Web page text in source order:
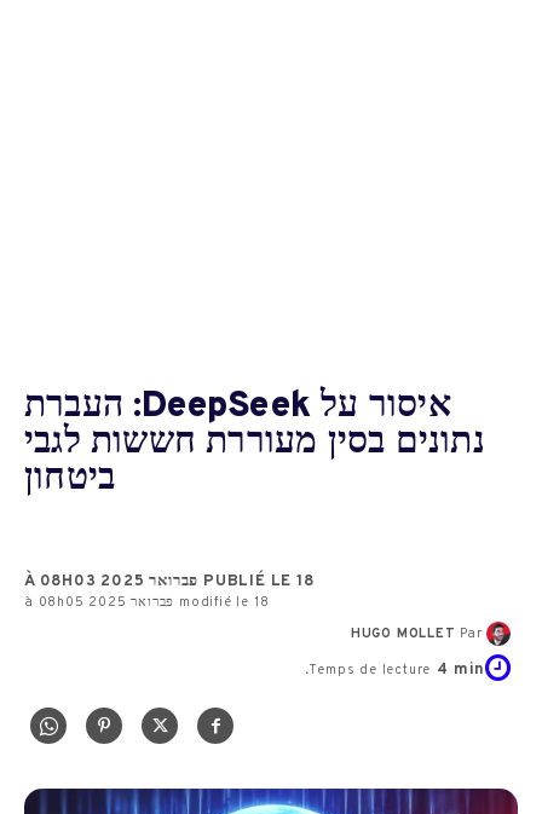
איסור על DeepSeek: העברת
נתונים בסין מעוררת חששות לגבי
ביטחון
PUBLIÉ LE 18 פברואר 2025 À 08H03
modifié le 18 פברואר 2025 à 08h05
Par
HUGO MOLLET
Temps de lecture 4 min.